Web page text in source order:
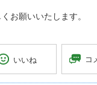
お願いいたします。
いいね コ